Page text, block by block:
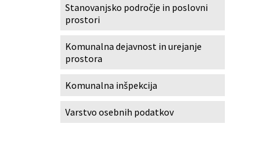
Stanovanjsko področje in poslovni
prostori
Komunalna dejavnost in urejanje
prostora
Komunalna inšpekcija
Varstvo osebnih podatkov